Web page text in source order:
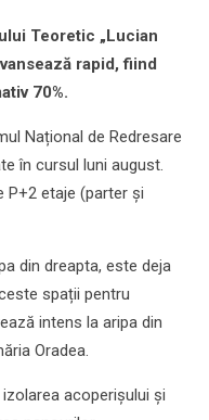
Teoretic „Lucian
rapid, fiind
70%.
Național de Redresare
în cursul luni august.
P+2 etaje (parter și
din dreapta, este deja
spații pentru
intens la aripa din
Oradea.
acoperișului și